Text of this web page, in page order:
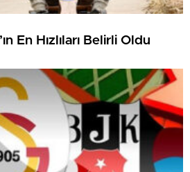
En Hızlıları Belirli Oldu